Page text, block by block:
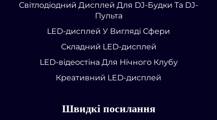
Світлодіодний Дисплей Для DJ-Будки Та DJ-
Пульта
LED-дисплей У Вигляді Сфери
Складний LED-дисплей
LED-відеостіна Для Нічного Клубу
Креативний LED-дисплей
Швидкі посилання